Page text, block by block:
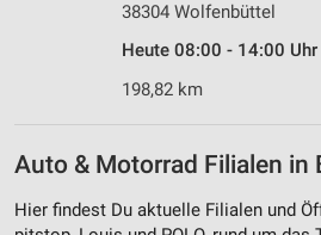
38304 Wolfenbüttel
Heute 08:00 - 14:00 Uhr
198,82 km
Auto & Motorrad Filialen in
Hier findest Du aktuelle Filialen und